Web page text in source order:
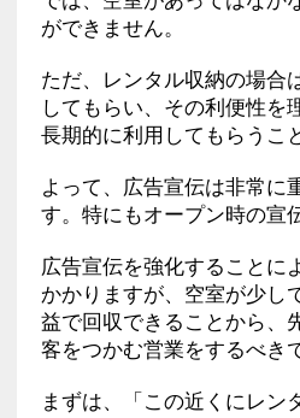
ができません。
ただ、レンタル収納の場合
してもらい、その利便性を
長期的に利用してもらうこ
よって、広告宣伝は非常に
す。特にもオープン時の宣
広告宣伝を強化することに
かかりますが、空室が少し
益で回収できることから、
客をつかむ営業をするべき
まずは、「この近くにレン